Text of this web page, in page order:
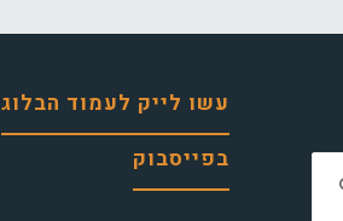
עשו לייק לעמוד הבלוג
בפייסבוק